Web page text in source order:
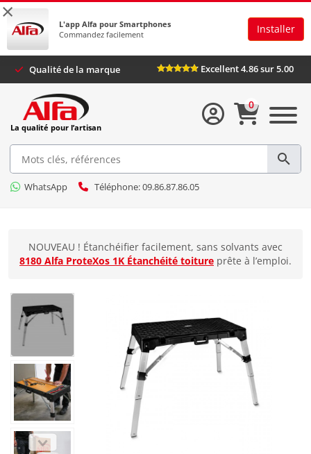
×
L'app Alfa pour Smartphones
Commandez facilement
Installer
Qualité de la marque Excellent 4.86 sur 5.00
La qualité pour l’artisan
WhatsApp Téléphone: 09.86.87.86.05
0
NOUVEAU ! Étanchéifier facilement, sans solvants avec
8180 Alfa ProteXos 1K Étanchéité toiture prête à l’emploi.